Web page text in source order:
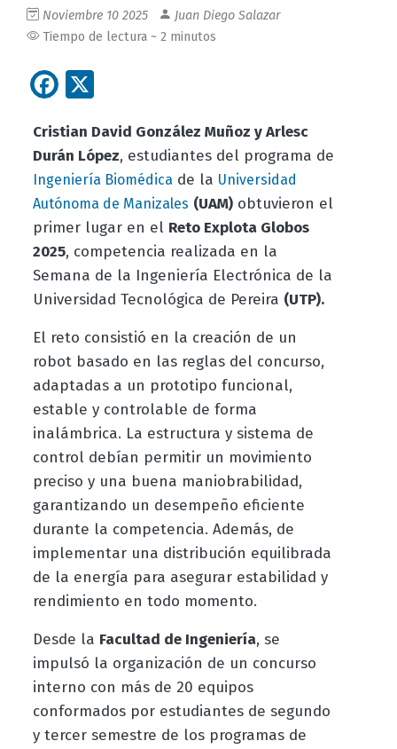
Noviembre 10 2025
Juan Diego Salazar
Tiempo de lectura ~ 2 minutos
Facebook
Cristian David González Muñoz y Arlesc
Durán López, estudiantes del programa de
Ingeniería Biomédicade la Universidad
Autónoma de Manizales (UAM)obtuvieron el
primer lugar en el Reto Explota Globos
2025, competencia realizada en la
Semana de la Ingeniería Electrónica de la
Universidad Tecnológica de Pereira (UTP).
El reto consistió en la creación de un
robot basado en las reglas del concurso,
adaptadas a un prototipo funcional,
estable y controlable de forma
inalámbrica. La estructura y sistema de
control debían permitir un movimiento
preciso y una buena maniobrabilidad,
garantizando un desempeño eficiente
durante la competencia. Además, de
implementar una distribución equilibrada
de la energía para asegurar estabilidad y
rendimiento en todo momento.
Desde la Facultad de Ingeniería, se
impulsó la organización de un concurso
interno con más de 20 equipos
conformados por estudiantes de segundo
y tercer semestre de los programas de